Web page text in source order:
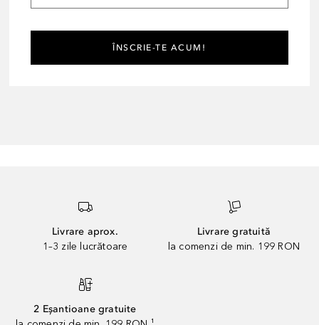
ÎNSCRIE-TE ACUM!
Livrare aprox.
1–3 zile lucrătoare
Livrare gratuită
la comenzi de min. 199 RON
2 Eșantioane gratuite